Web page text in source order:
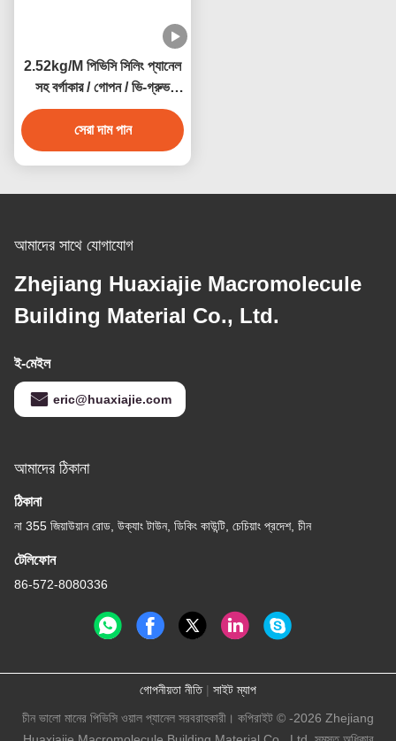
2.52kg/M পিভিসি সিলিং প্যানেল
সহ বর্গাকার / গোপন / ভি-গ্রুভ
প্রান্তের আর্দ্রতা প্রতিরোধের
সেরা দাম পান
আমাদের সাথে যোগাযোগ
Zhejiang Huaxiajie Macromolecule
Building Material Co., Ltd.
ই-মেইল
eric@huaxiajie.com
আমাদের ঠিকানা
ঠিকানা
না 355 জিয়াউয়ান রোড, উক্যাং টাউন, ডিকিং কাউন্টি, চেচিয়াং প্রদেশ, চীন
টেলিফোন
86-572-8080336
গোপনীয়তা নীতি| সাইট ম্যাপ
চীন ভালো মানের পিভিসি ওয়াল প্যানেল সরবরাহকারী। কপিরাইট © -2026 Zhejiang